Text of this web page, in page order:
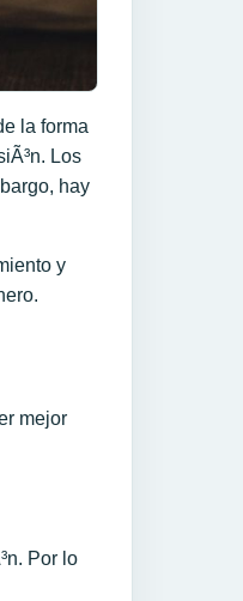
la forma
Los
hay
y
mejor
Por lo